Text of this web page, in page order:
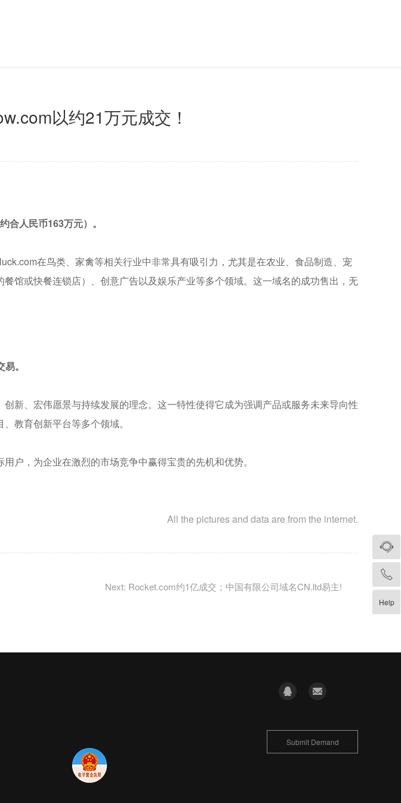
以约21万元成交！
人民币163万元）。
在鸟类、家禽等相关行业中非常具有吸引力，尤其是在农业、食品制造、宠
馆或快餐连锁店）、创意广告以及娱乐产业等多个领域。这一域名的成功售出，无
。
新、宏伟愿景与持续发展的理念。这一特性使得它成为强调产品或服务未来导向性
教育创新平台等多个领域。
户，为企业在激烈的市场竞争中赢得宝贵的先机和优势。
All the pictures and data are from the internet.
Next: Rocket.com约1亿成交；中国有限公司域名CN.ltd易主!
Submit Demand
Help